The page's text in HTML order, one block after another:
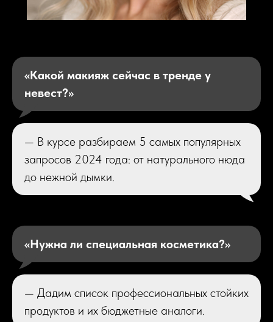
«Какой макияж сейчас в тренде у
невест?»
— В курсе разбираем 5 самых популярных
запросов 2024 года: от натурального нюда
до нежной дымки.
«Нужна ли специальная косметика?»
— Дадим список профессиональных стойких
продуктов и их бюджетные аналоги.